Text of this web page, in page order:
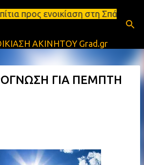
στο κύριο περιεχόμενο
στη Σπάρτη
ΑΚΙΝΗΤΟΥ Grad.gr
ΓΙΑ ΠΕΜΠΤΗ